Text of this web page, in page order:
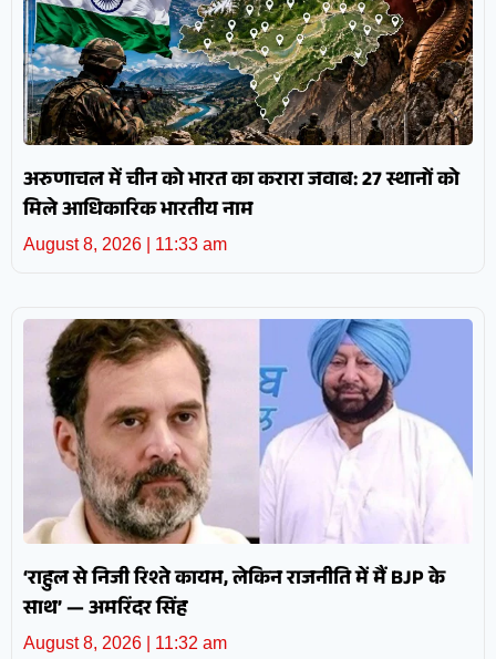
अरुणाचल में चीन को भारत का करारा जवाब: 27 स्थानों को
मिले आधिकारिक भारतीय नाम
August 8, 2026 11:33 am
‘राहुल से निजी रिश्ते कायम, लेकिन राजनीति में मैं BJP के
साथ’ — अमरिंदर सिंह
August 8, 2026 11:32 am